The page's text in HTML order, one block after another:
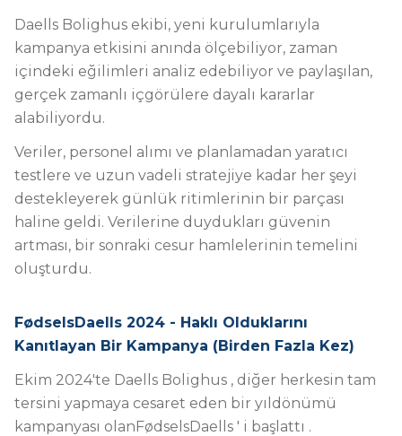
Daells Bolighus ekibi, yeni kurulumlarıyla
kampanya etkisini anında ölçebiliyor, zaman
içindeki eğilimleri analiz edebiliyor ve paylaşılan,
gerçek zamanlı içgörülere dayalı kararlar
alabiliyordu.
Veriler, personel alımı ve planlamadan yaratıcı
testlere ve uzun vadeli stratejiye kadar her şeyi
destekleyerek günlük ritimlerinin bir parçası
haline geldi. Verilerine duydukları güvenin
artması, bir sonraki cesur hamlelerinin temelini
oluşturdu.
FødselsDaells 2024 - Haklı Olduklarını
Kanıtlayan Bir Kampanya (Birden Fazla Kez)
Ekim 2024'te Daells Bolighus , diğer herkesin tam
tersini yapmaya cesaret eden bir yıldönümü
kampanyası olanFødselsDaells ' i başlattı .